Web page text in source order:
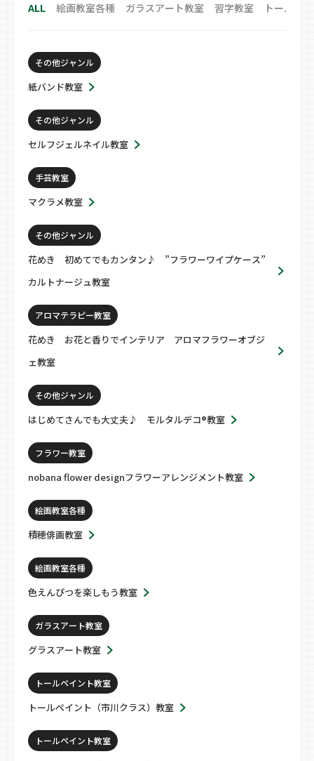
ALL
絵画教室各種 ガラスアート教室 習字教室 トールペ
その他ジャンル
紙バンド教室
その他ジャンル
セルフジェルネイル教室
手芸教室
マクラメ教室
その他ジャンル
花めき 初めてでもカンタン♪ ”フラワーワイプケース”
カルトナージュ教室
アロマテラピー教室
花めき お花と香りでインテリア アロマフラワーオブジ
ェ教室
その他ジャンル
はじめてさんでも大丈夫♪ モルタルデコ®教室
フラワー教室
nobana flower designフラワーアレンジメント教室
絵画教室各種
積穂俳画教室
絵画教室各種
色えんぴつを楽しもう教室
ガラスアート教室
グラスアート教室
トールペイント教室
トールペイント（市川クラス）教室
トールペイント教室